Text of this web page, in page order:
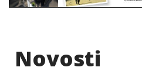
Novosti